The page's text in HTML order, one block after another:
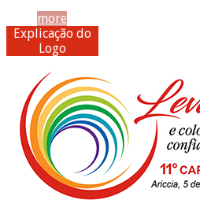
more
Explicação do
Logo